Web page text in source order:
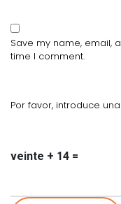
Save my name, email,
time I comment.
Por favor, introduce
veinte + 14 =